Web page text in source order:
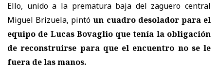
Ello, unido a la prematura baja del zaguero central
Miguel Brizuela, pintóun cuadro desolador para el
equipo de Lucas Bovaglio que tenía la obligación
de reconstruirse para que el encuentro no se le
fuera de las manos.